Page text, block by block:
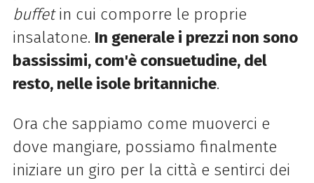
buffetin cui comporre le proprie
insalatone. In generale i prezzi non sono
bassissimi, com'è consuetudine, del
resto, nelle isole britanniche.
Ora che sappiamo come muoverci e
dove mangiare, possiamo finalmente
iniziare un giro per la città e sentirci dei